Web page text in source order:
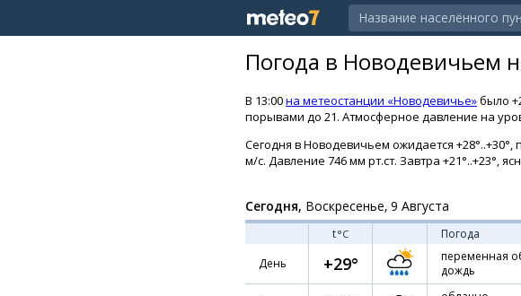
Погода в Новодевичьем
В 13:00на метеостанции «Новодевичье»было
порывами до 21. Атмосферное давление на
Сегодня в Новодевичьем ожидается
м/с. Давление 746 мм рт.ст. Завтра +21°..+23°,
Сегодня, Воскресенье, 9 Августа
t°C Погода
День
+29°
переменная
дождь